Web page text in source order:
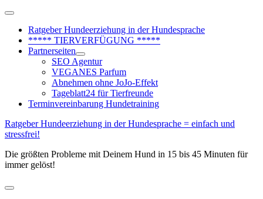
Zum
springen
Above
HeaderRatgeber Hundeerziehung in der Hundesprache
***** TIERVERFÜGUNG *****
Partnerseiten
SEO Agentur
VEGANES Parfum
Abnehmen ohne JoJo-Effekt
Tageblatt24 für Tierfreunde
Terminvereinbarung Hundetraining
Ratgeber Hundeerziehung in der Hundesprache = einfach und
stressfrei!
Die größten Probleme mit Deinem Hund in 15 bis 45 Minuten für
immer gelöst!
Hauptmenü